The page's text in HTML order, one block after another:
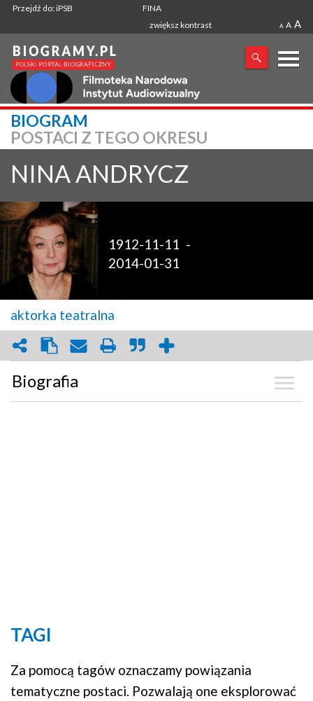
Przejdź do: iPSB
FINA
zwiększ kontrast
A A A
X
SZUKANA FRAZA
BIOGRAM
POSTACI Z TEGO OKRESU
NINA ANDRYCZ
1912-11-11 -
2014-01-31
aktorka teatralna
Biografia
TAGI
Za pomocą tagów oznaczamy powiązania
tematyczne postaci. Pozwalają one eksplorować